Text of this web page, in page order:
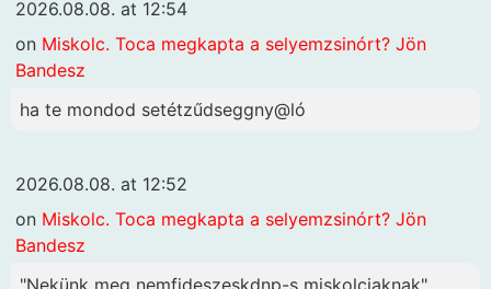
2026.08.08. at 12:54
on Miskolc. Toca megkapta a selyemzsinórt? Jön
Bandesz
ha te mondod setétzűdseggny@ló
2026.08.08. at 12:52
on Miskolc. Toca megkapta a selyemzsinórt? Jön
Bandesz
"Nekünk meg nemfideszeskdnp-s miskolciaknak"